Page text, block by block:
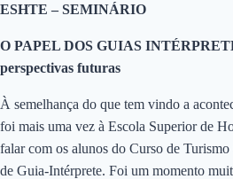
ESHTE – SEMINÁRIO
O PAPEL DOS GUIAS
perspectivas futuras
À semelhança do que tem vindo a
foi mais uma vez à Escola Superior de
falar com os alunos do Curso de
de Guia-Intérprete. Foi um momento